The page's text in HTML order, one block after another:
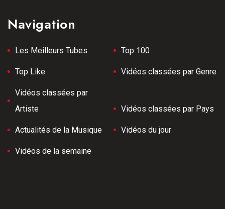
Navigation
Les Meilleurs Tubes Top 100
Top Like Vidéos classées par Genre
Vidéos classées par
Artiste
Vidéos classées par Pays
Actualités de la Musique Vidéos du jour
Vidéos de la semaine